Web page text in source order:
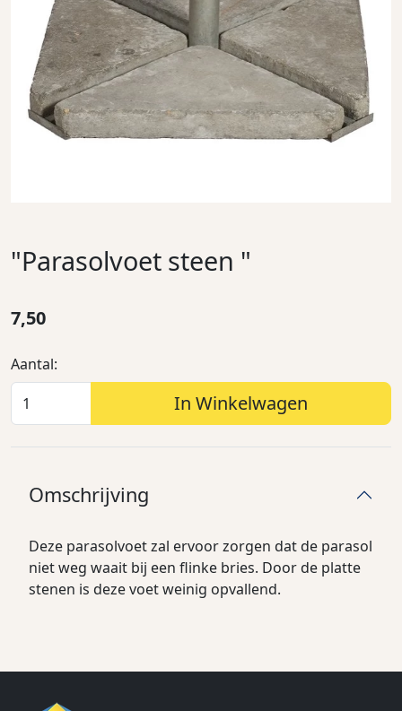
"Parasolvoet steen "
7,50
Aantal:
In Winkelwagen
Omschrijving
Deze parasolvoet zal ervoor zorgen dat de parasol
niet weg waait bij een flinke bries. Door de platte
stenen is deze voet weinig opvallend.